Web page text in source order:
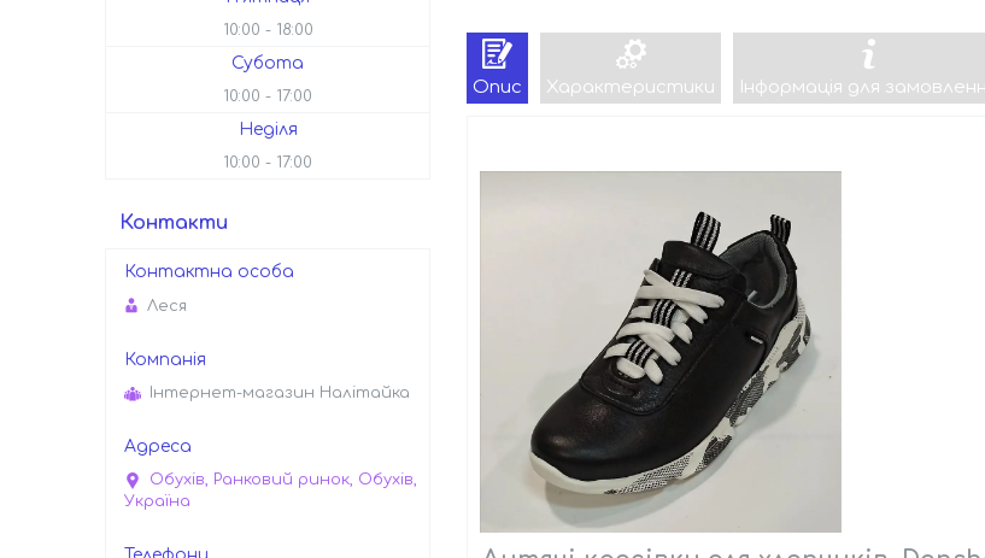
Опис Характеристики Інформація для
10:00 18:00
Субота
10:00 17:00
Неділя
10:00 17:00
Контакти
Леся
Інтернет-магазин Налітайка
Обухів, Ранковий ринок, Обухів,
Україна